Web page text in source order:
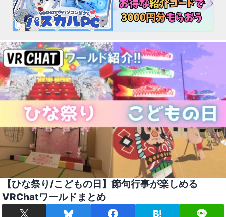
【ひな祭り/こどもの日】節句行事が楽しめる
VRChatワールドまとめ